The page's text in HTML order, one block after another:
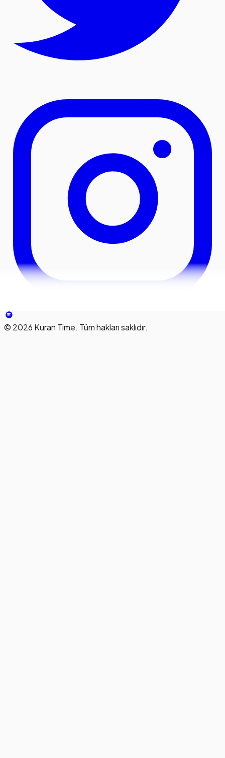
© 2026 Kuran Time. Tüm hakları saklıdır.